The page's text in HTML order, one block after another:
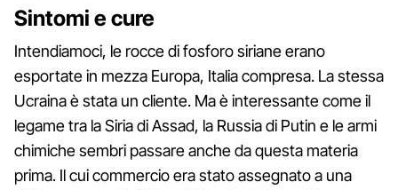
Sintomi e cure
Intendiamoci, le rocce di fosforo siriane erano
esportate in mezza Europa, Italia compresa. La stessa
Ucraina è stata un cliente. Ma è interessante come il
legame tra la Siria di Assad, la Russia di Putin e le armi
chimiche sembri passare anche da questa materia
prima. Il cui commercio era stato assegnato a una